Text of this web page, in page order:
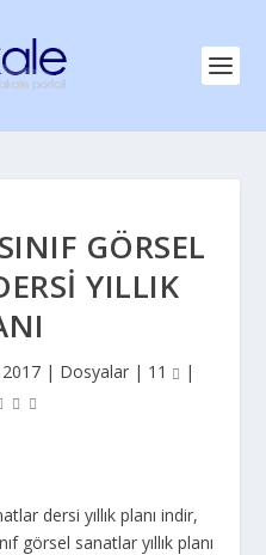
GÖRSEL
YILLIK
| Dosyalar| 11 |
dersi yıllık planı indir,
görsel sanatlar yıllık planı